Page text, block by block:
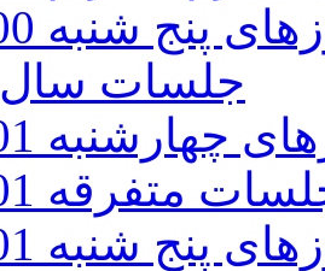
پنج شنبه 1400
جلسات سال 1401
چهارشنبه 1401
متفرقه 1401
پنج شنبه 1401